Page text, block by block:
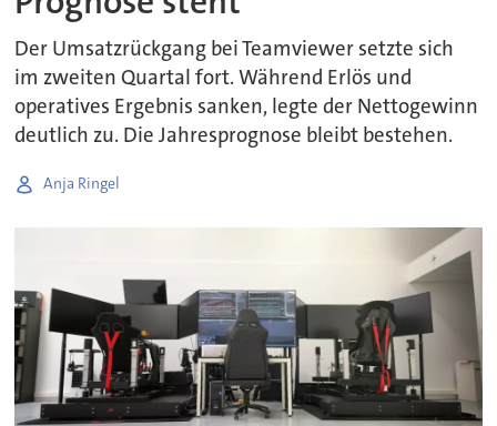
Der Umsatzrückgang bei Teamviewer setzte sich
im zweiten Quartal fort. Während Erlös und
operatives Ergebnis sanken, legte der Nettogewinn
deutlich zu. Die Jahresprognose bleibt bestehen.
Anja Ringel